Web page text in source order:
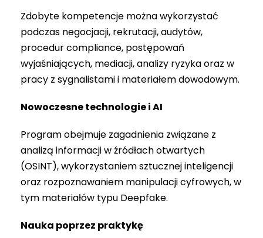
Zdobyte kompetencje można wykorzystać
podczas negocjacji, rekrutacji, audytów,
procedur compliance, postępowań
wyjaśniających, mediacji, analizy ryzyka oraz w
pracy z sygnalistami i materiałem dowodowym.
Nowoczesne technologie i AI
Program obejmuje zagadnienia związane z
analizą informacji w źródłach otwartych
(OSINT), wykorzystaniem sztucznej inteligencji
oraz rozpoznawaniem manipulacji cyfrowych, w
tym materiałów typu Deepfake.
Nauka poprzez praktykę